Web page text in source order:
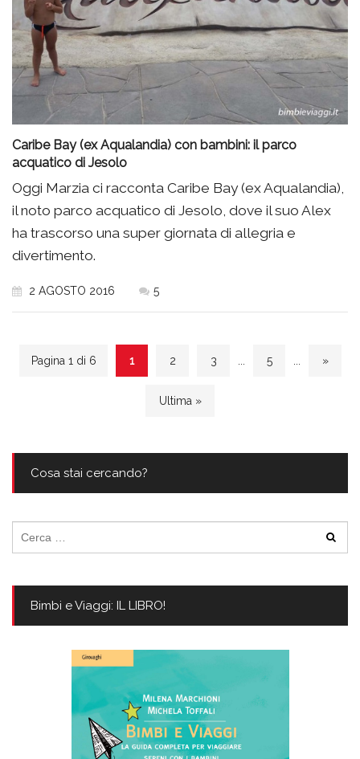
Caribe Bay (ex Aqualandia) con bambini: il parco
acquatico di Jesolo
Oggi Marzia ci racconta Caribe Bay (ex Aqualandia),
il noto parco acquatico di Jesolo, dove il suo Alex
ha trascorso una super giornata di allegria e
divertimento.
2 AGOSTO 2016 5
Pagina 1 di 6 1 2 3 5 »
Ultima »
Cosa stai cercando?
per:
Bimbi e Viaggi: IL LIBRO!